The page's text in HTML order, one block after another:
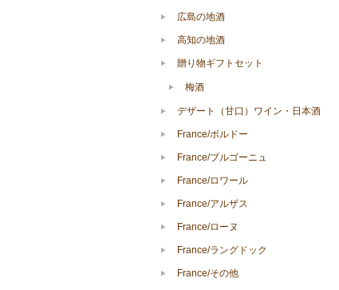
広島の地酒
高知の地酒
贈り物ギフトセット
梅酒
デザート（甘口）ワイン・日本酒
France/ボルドー
France/ブルゴーニュ
France/ロワール
France/アルザス
France/ローヌ
France/ラングドック
France/その他